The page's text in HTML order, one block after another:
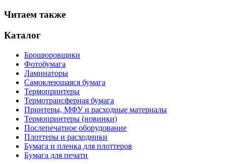
Читаем также
Каталог
Брошюровщики
Фотобумага
Ламинаторы
Самоклеющаяся бумага
Термопринтеры
Термотрансферная бумага
Принтеры, МФУ и расходные материалы
Термопринтеры (новинки)
Послепечатное оборудование
Плоттеры и расходники
Бумага и пленка для плоттеров
Бумага для печати